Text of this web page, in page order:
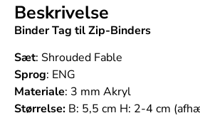
Beskrivelse
Binder Tag til Zip-Binders
Sæt: Shrouded Fable
Sprog: ENG
Materiale: 3 mm Akryl
Størrelse: B: 5,5 cm H: 2-4 cm